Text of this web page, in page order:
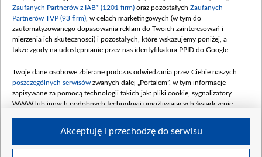
Data podpisania umowy: GRUDZIEŃ 2025
(wpłata grudzień 60,548 mln)
Dofinansowanie 900 000 000,00 PLN
Data podpisania umowy: LUTY 2026 (wpłata
kwiecień 180 mln, 7 maja 180 mln, 8
czerwca 90 mln)
Dofinansowanie 250 000 000,00 PLN
4 sierpnia 250 mln
Zaufanych Partnerów z IAB* (1201 firm) oraz pozostałych Zaufanych
Partnerów TVP (93 firm) , w celach marketingowych (w tym do
zautomatyzowanego dopasowania reklam do Twoich zainteresowań i
mierzenia ich skuteczności) i pozostałych, które wskazujemy poniżej, a
także zgody na udostępnianie przez nas identyfikatora PPID do Google.
Twoje dane osobowe zbierane podczas odwiedzania przez Ciebie naszych
poszczególnych serwisów zwanych dalej „Portalem”, w tym informacje
zapisywane za pomocą technologii takich jak: pliki cookie, sygnalizatory
WWW lub innych podobnych technologii umożliwiających świadczenie
Akceptuję i przechodzę do serwisu